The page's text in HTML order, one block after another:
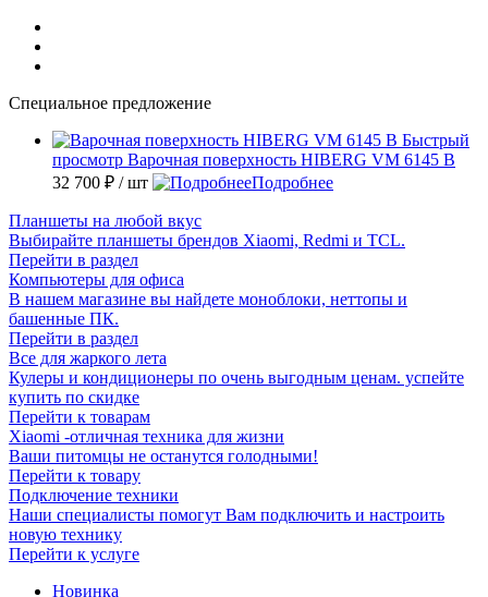
Специальное предложение
Быстрый
просмотр Варочная поверхность HIBERG VM 6145 B
32 700 ₽ / шт Подробнее
Планшеты на любой вкус
Выбирайте планшеты брендов Xiaomi, Redmi и TCL.
Перейти в раздел
Компьютеры для офиса
В нашем магазине вы найдете моноблоки, неттопы и
башенные ПК.
Перейти в раздел
Все для жаркого лета
Кулеры и кондиционеры по очень выгодным ценам. успейте
купить по скидке
Перейти к товарам
Xiaomi -отличная техника для жизни
Ваши питомцы не останутся голодными!
Перейти к товару
Подключение техники
Наши специалисты помогут Вам подключить и настроить
новую технику
Перейти к услуге
Новинка